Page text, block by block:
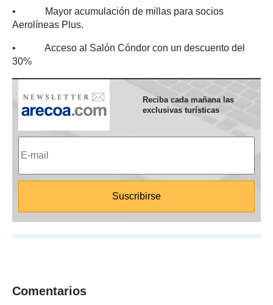
• Mayor acumulación de millas para socios
Aerolíneas Plus.
• Acceso al Salón Cóndor con un descuento del
30%
Reciba cada mañana las
exclusivas turísticas
Comentarios